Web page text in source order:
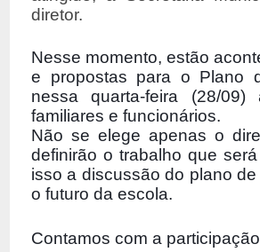
diretor.
Nesse momento, estão
e propostas para o Plano
nessa quarta-feira (28/
familiares e funcionários.
Não se elege apenas o
definirão o trabalho que
isso a discussão do plano
o futuro da escola.
Contamos com a